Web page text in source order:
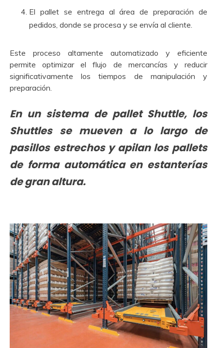
El pallet se entrega al área de preparación de
pedidos, donde se procesa y se envía al cliente.
Este proceso altamente automatizado y eficiente
permite optimizar el flujo de mercancías y reducir
significativamente los tiempos de manipulación y
preparación.
En un sistema de pallet Shuttle, los
Shuttles se mueven a lo largo de
pasillos estrechos y apilan los pallets
de forma automática en estanterías
de gran altura.